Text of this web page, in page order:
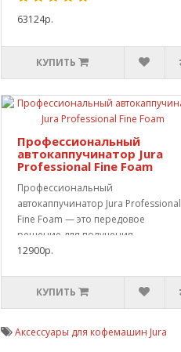
63124р.
КУПИТЬ
Профессиональный
автокаппучинатор Jura
Professional Fine Foam
Профессиональный
автокаппучинатор Jura Professional
Fine Foam — это передовое
решение для получения ..
12900р.
КУПИТЬ
Аксессуары для кофемашин Jura